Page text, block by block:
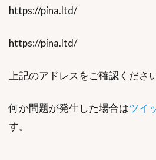
https://pina.ltd/
https://pina.ltd/
上記のアドレスをご確認ください
何か問題が発生した場合はツイ
す。